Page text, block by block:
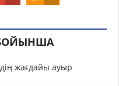
жағдайы ауыр